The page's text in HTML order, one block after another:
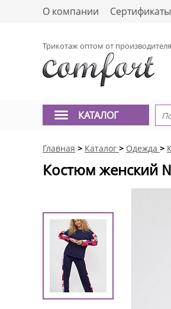
О компании Сертификаты
Трикотаж оптом от производителя
КАТАЛОГ
Главная > Каталог > Одежда >
Костюм женский